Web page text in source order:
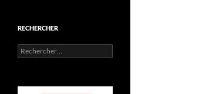
RECHERCHER
Rechercher :